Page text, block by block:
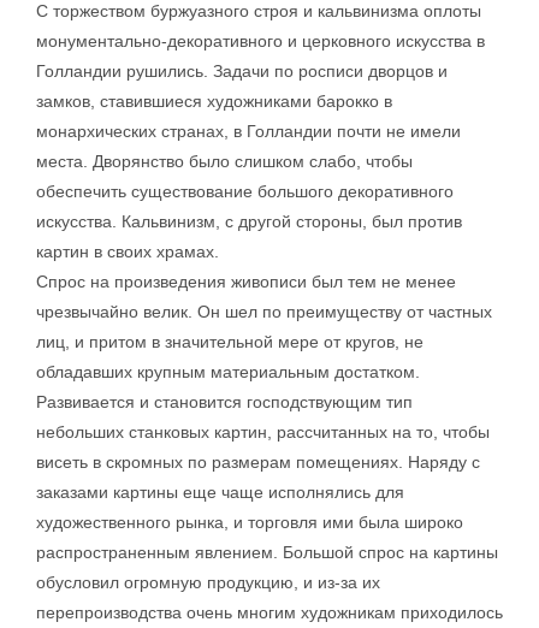
С торжеством буржуазного строя и кальвинизма оплоты
монументально-декоративного и церковного искусства в
Голландии рушились. Задачи по росписи дворцов и
замков, ставившиеся художниками барокко в
монархических странах, в Голландии почти не имели
места. Дворянство было слишком слабо, чтобы
обеспечить существование большого декоративного
искусства. Кальвинизм, с другой стороны, был против
картин в своих храмах.
Спрос на произведения живописи был тем не менее
чрезвычайно велик. Он шел по преимуществу от частных
лиц, и притом в значительной мере от кругов, не
обладавших крупным материальным достатком.
Развивается и становится господствующим тип
небольших станковых картин, рассчитанных на то, чтобы
висеть в скромных по размерам помещениях. Наряду с
заказами картины еще чаще исполнялись для
художественного рынка, и торговля ими была широко
распространенным явлением. Большой спрос на картины
обусловил огромную продукцию, и из-за их
перепроизводства очень многим художникам приходилось